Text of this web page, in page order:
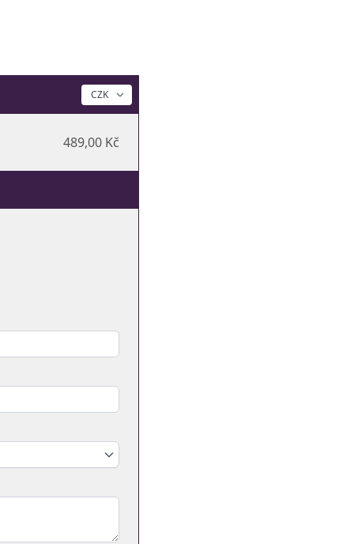
489,00 Kč